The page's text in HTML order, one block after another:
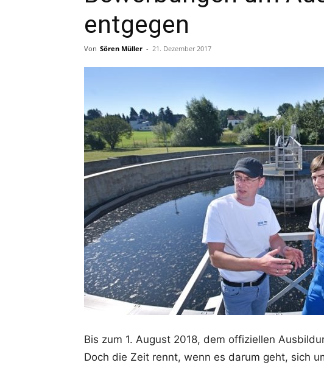
entgegen
Von Sören Müller - 21. Dezember 2017
Bis zum 1. August 2018, dem offiziellen
Doch die Zeit rennt, wenn es darum geht, sich